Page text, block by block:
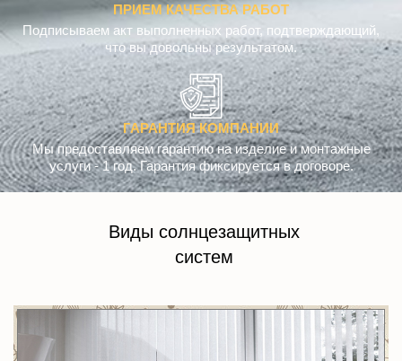
ПРИЕМ КАЧЕСТВА РАБОТ
Подписываем акт выполненных работ, подтверждающий,
что вы довольны результатом.
ГАРАНТИЯ КОМПАНИИ
Мы предоставляем гарантию на изделие и монтажные
услуги - 1 год. Гарантия фиксируется в договоре.
Виды солнцезащитных
систем